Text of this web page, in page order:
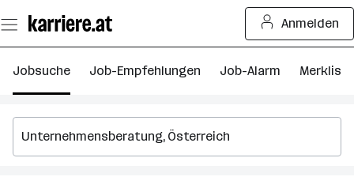
Seiteninhalt
springen
Anmelden
Jobsuche Job-Empfehlungen Job-Alarm Merkliste